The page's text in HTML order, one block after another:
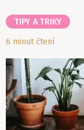
TIPY A TRIKY
6 minut čtení